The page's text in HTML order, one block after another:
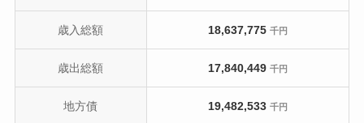
歳入総額 18,637,775 千円
歳出総額 17,840,449 千円
地方債 19,482,533 千円